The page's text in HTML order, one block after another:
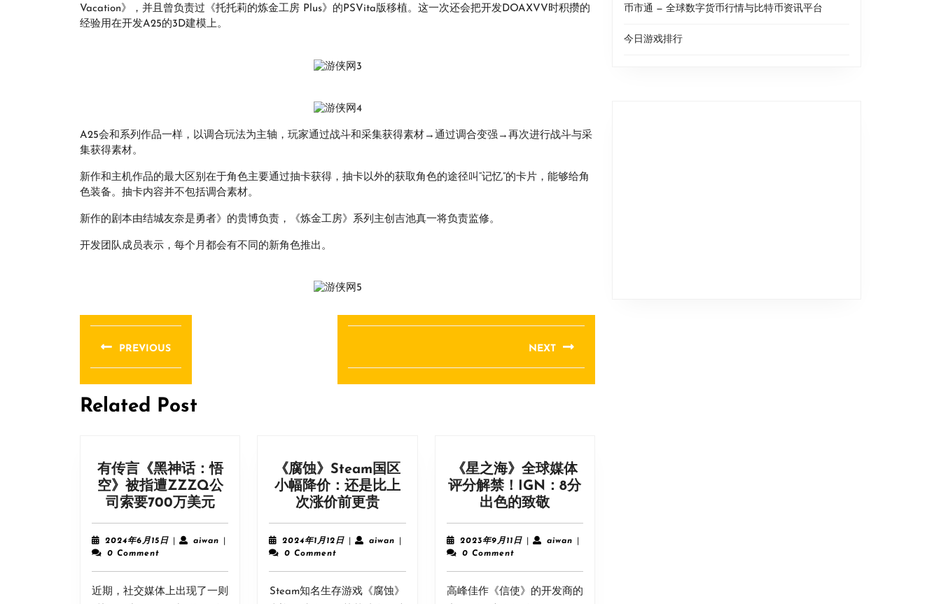
Vacation》，并且曾负责过《托托莉的炼金工房 Plus》的PSVita版移植。这一次还会把开发DOAXVV时积攒的
经验用在开发A25的3D建模上。
A25会和系列作品一样，以调合玩法为主轴，玩家通过战斗和采集获得素材→通过调合变强→再次进行战斗与采
集获得素材。
新作和主机作品的最大区别在于角色主要通过抽卡获得，抽卡以外的获取角色的途径叫“记忆”的卡片，能够给角
色装备。抽卡内容并不包括调合素材。
新作的剧本由结城友奈是勇者》的贵博负责，《炼金工房》系列主创吉池真一将负责监修。
开发团队成员表示，每个月都会有不同的新角色推出。
文
章
导
航
PREVIOUS
post:
NEXT
post:
Related Post
有传言《黑神话：悟
空》被指遭ZZZQ公
司索要700万美元有
言
神
话：
2024年6月15日2024
15
aiwanaiwan
0 Comment
近期，社交媒体上出现了一则
《腐蚀》Steam国区
小幅降价：还是比上
次涨价前更贵《腐
Steam
区
小
2024年1月12日2024
12
aiwan aiwan
0 Comment
Steam知名生存游戏《腐蚀》
《星之海》全球媒体
评分解禁！IGN：8分
出色的致敬《星
海》
球
媒
2023年9月11日2023
11
aiwanaiwan
0 Comment
高峰佳作《信使》的开发商的
币市通 — 全球数字货币行情与比特币资讯平台
今日游戏排行